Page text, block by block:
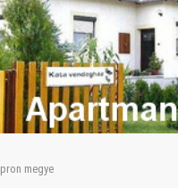
megye